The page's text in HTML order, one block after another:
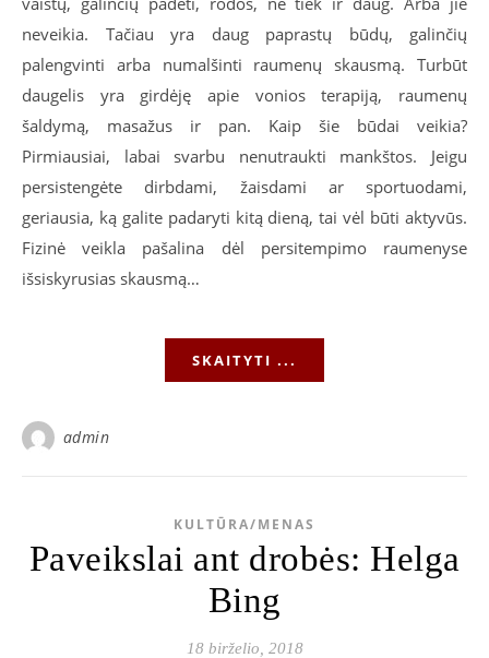
neveikia. Tačiau yra daug paprastų būdų, galinčių
palengvinti arba numalšinti raumenų skausmą. Turbūt
daugelis yra girdėję apie vonios terapiją, raumenų
šaldymą, masažus ir pan. Kaip šie būdai veikia?
Pirmiausiai, labai svarbu nenutraukti mankštos. Jeigu
persistengėte dirbdami, žaisdami ar sportuodami,
geriausia, ką galite padaryti kitą dieną, tai vėl būti aktyvūs.
Fizinė veikla pašalina dėl persitempimo raumenyse
išsiskyrusias skausmą…
SKAITYTI ...
admin
KULTŪRA/MENAS
Paveikslai ant drobės: Helga
Bing
18 birželio, 2018